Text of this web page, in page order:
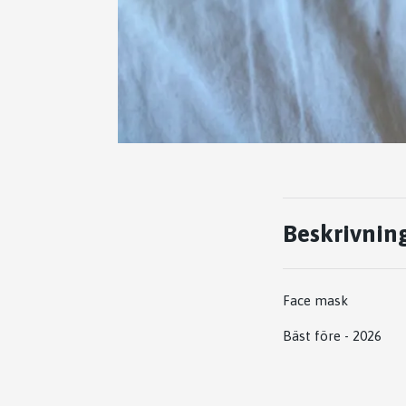
Face mask
Bäst före - 2026